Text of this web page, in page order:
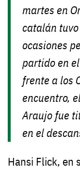
martes en
catalán
ocasiones
partido en
frente a los
encuentro,
Araujo fue
en el
Hansi Flick, en